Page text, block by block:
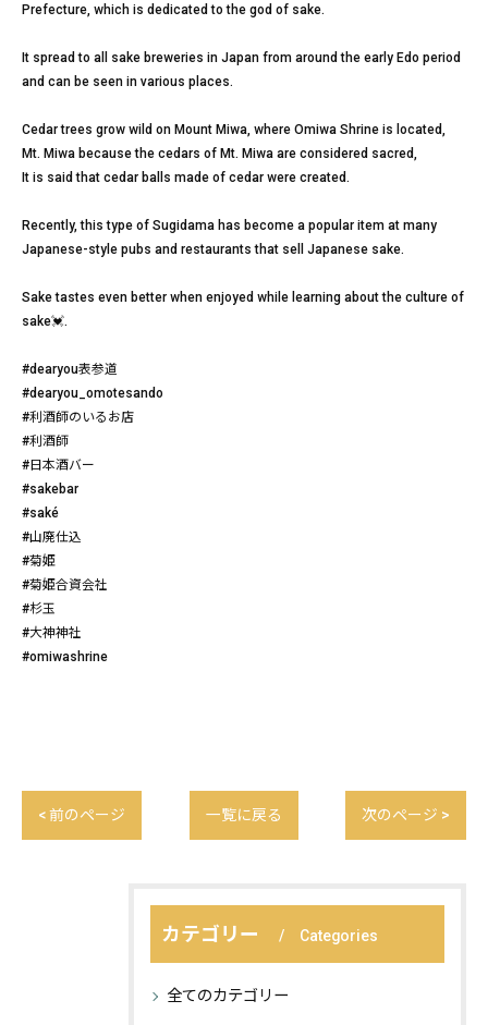
Prefecture, which is dedicated to the god of sake.
It spread to all sake breweries in Japan from around the early Edo period
and can be seen in various places.
Cedar trees grow wild on Mount Miwa, where Omiwa Shrine is located,
Mt. Miwa because the cedars of Mt. Miwa are considered sacred,
It is said that cedar balls made of cedar were created.
Recently, this type of Sugidama has become a popular item at many
Japanese-style pubs and restaurants that sell Japanese sake.
Sake tastes even better when enjoyed while learning about the culture of
sake💓.
#dearyou表参道
#dearyou_omotesando
#利酒師のいるお店
#利酒師
#日本酒バー
#sakebar
#saké
#山廃仕込
#菊姫
#菊姫合資会社
#杉玉
#大神神社
#omiwashrine
< 前のページ 一覧に戻る 次のページ >
カテゴリー Categories
全てのカテゴリー